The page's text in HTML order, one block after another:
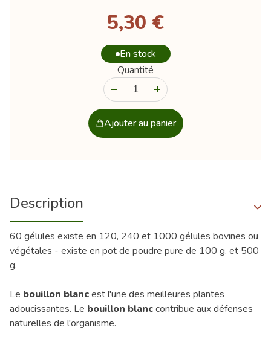
5,30 €
En stock
Quantité
Ajouter au panier
Description
60 gélules existe en 120, 240 et 1000 gélules bovines ou
végétales - existe en pot de poudre pure de 100 g. et 500
g.
Le bouillon blancest l'une des meilleures plantes
adoucissantes. Le bouillon blanccontribue aux défenses
naturelles de l'organisme.